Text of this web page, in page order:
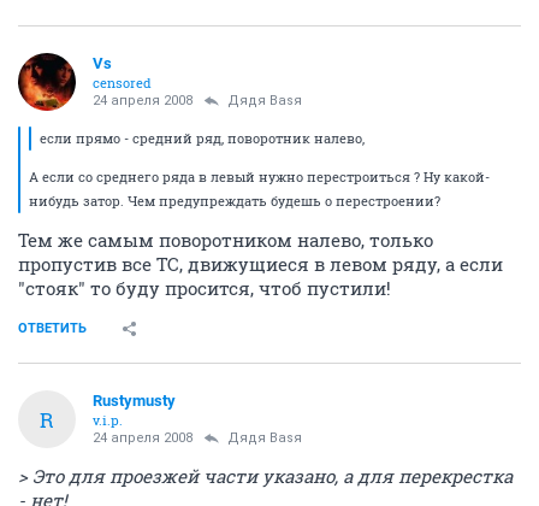
Vs
censored
24 апреля 2008 Дядя Ваsя
если прямо - средний ряд, поворотник налево,
А если со среднего ряда в левый нужно перестроиться ? Ну какой-
нибудь затор. Чем предупреждать будешь о перестроении?
Тем же самым поворотником налево, только
пропустив все ТС, движущиеся в левом ряду, а если
"стояк" то буду просится, чтоб пустили!
ОТВЕТИТЬ
R
Rustymusty
v.i.p.
24 апреля 2008 Дядя Ваsя
> Это для проезжей части указано, а для перекрестка
- нет!